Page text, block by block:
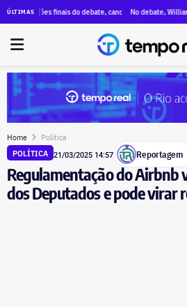
ÚLTIMAS
Paes, menções a Bacellar e propostas para segurança
finais do debate, candidatos destacam propostas,
No debate, William Siri
Home Política
POLÍTICA 21/03/2025 14:57 Reportagem
Regulamentação do Airbnb
dos Deputados e pode virar